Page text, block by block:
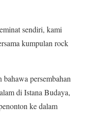
sendiri, kami
kumpulan rock
persembahan
di Istana Budaya,
ke dalam